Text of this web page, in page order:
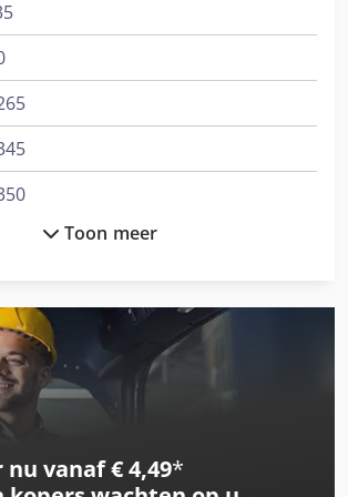
Toon meer
vanaf € 4,49*